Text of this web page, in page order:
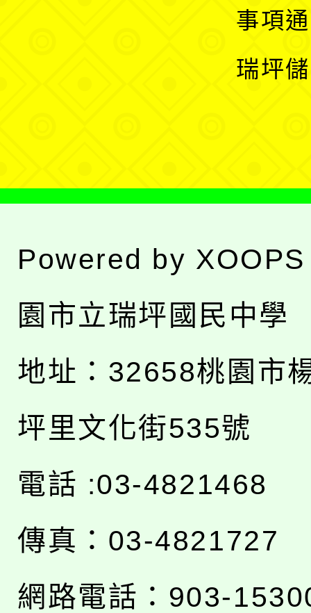
事項
瑞坪
Powered by XOOPS
園市立瑞坪國民中學
地址： 32658桃園市
坪里文化街535號
電話 :03-4821468
傳真：03-4821727
網路電話：903-